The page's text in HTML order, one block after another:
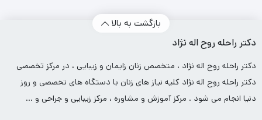
بازگشت به بالا
دکتر راحله روح اله نژاد
دکتر راحله روح اله نژاد ، متخصص زنان زایمان و زیبایی ، در مرکز تخصصی
دکتر راحله روح اله نژاد کلیه نیاز های زنان با دستگاه های تخصصی و روز
دنیا انجام می شود . مرکز آموزش و مشاوره ، مرکز زیبایی و جراحی و …